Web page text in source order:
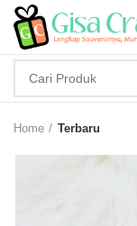
Home Terbaru